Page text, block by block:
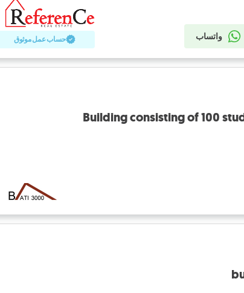
واتساب حساب عمل موثوق
Building consisting of 100